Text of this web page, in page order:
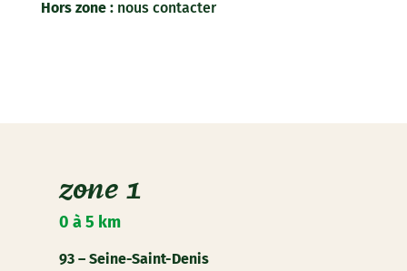
Hors zone :nous contacter
zone 1
0 à 5 km
93 – Seine-Saint-Denis